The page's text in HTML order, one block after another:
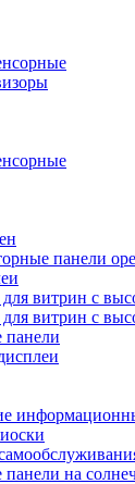
панели
витрин с
витрин с
панели
на